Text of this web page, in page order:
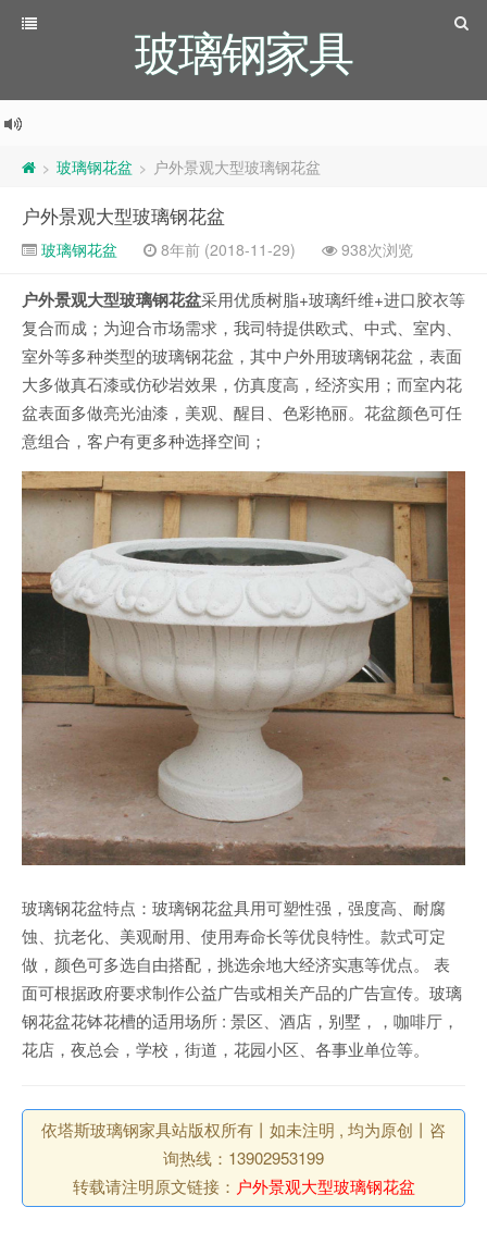
玻璃钢家具
> 玻璃钢花盆 > 户外景观大型玻璃钢花盆
户外景观大型玻璃钢花盆
玻璃钢花盆 8年前 (2018-11-29) 938次浏览
户外景观大型玻璃钢花盆采用优质树脂+玻璃纤维+进口胶衣等
复合而成；为迎合市场需求，我司特提供欧式、中式、室内、
室外等多种类型的玻璃钢花盆，其中户外用玻璃钢花盆，表面
大多做真石漆或仿砂岩效果，仿真度高，经济实用；而室内花
盆表面多做亮光油漆，美观、醒目、色彩艳丽。花盆颜色可任
意组合，客户有更多种选择空间；
玻璃钢花盆特点：玻璃钢花盆具用可塑性强，强度高、耐腐
蚀、抗老化、美观耐用、使用寿命长等优良特性。款式可定
做，颜色可多选自由搭配，挑选余地大经济实惠等优点。 表
面可根据政府要求制作公益广告或相关产品的广告宣传。玻璃
钢花盆花钵花槽的适用场所 : 景区、酒店，别墅，，咖啡厅，
花店，夜总会，学校，街道，花园小区、各事业单位等。
依塔斯玻璃钢家具站版权所有丨如未注明 , 均为原创丨咨
询热线：13902953199
转载请注明原文链接： 户外景观大型玻璃钢花盆